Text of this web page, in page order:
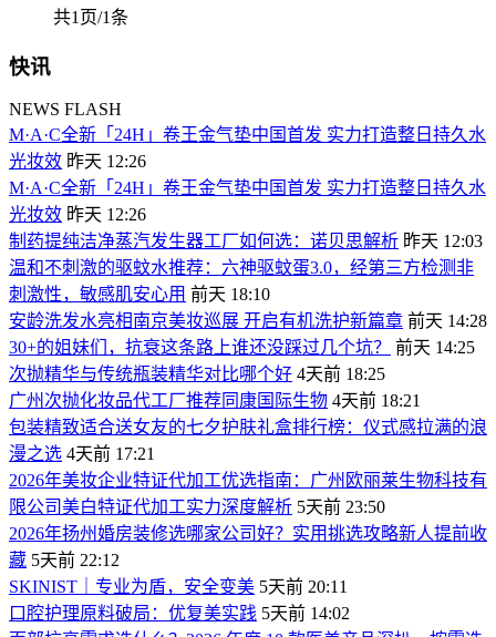
共1页/1条
快讯
NEWS FLASH
M·A·C全新「24H」卷王金气垫中国首发 实力打造整日持久水
光妆效 昨天 12:26
M·A·C全新「24H」卷王金气垫中国首发 实力打造整日持久水
光妆效 昨天 12:26
制药提纯洁净蒸汽发生器工厂如何选：诺贝思解析 昨天 12:03
温和不刺激的驱蚊水推荐：六神驱蚊蛋3.0，经第三方检测非
刺激性，敏感肌安心用 前天 18:10
安龄洗发水亮相南京美妆巡展 开启有机洗护新篇章 前天 14:28
30+的姐妹们，抗衰这条路上谁还没踩过几个坑？
前天 14:25
次抛精华与传统瓶装精华对比哪个好 4天前 18:25
广州次抛化妆品代工厂推荐同康国际生物 4天前 18:21
包装精致适合送女友的七夕护肤礼盒排行榜：仪式感拉满的浪
漫之选 4天前 17:21
2026年美妆企业特证代加工优选指南：广州欧丽莱生物科技有
限公司美白特证代加工实力深度解析 5天前 23:50
2026年扬州婚房装修选哪家公司好？实用挑选攻略新人提前收
藏 5天前 22:12
SKINIST｜专业为盾，安全变美 5天前 20:11
口腔护理原料破局：优复美实践 5天前 14:02